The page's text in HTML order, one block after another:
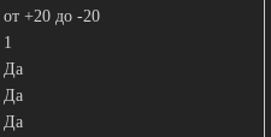
от +20 до -20
1
Да
Да
Да